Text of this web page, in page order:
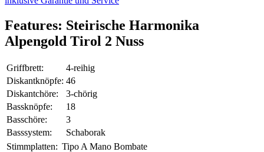
Features: Steirische Harmonika
Alpengold Tirol 2 Nuss
Griffbrett:
4-reihig
Diskantknöpfe: 46
Diskantchöre:
3-chörig
Bassknöpfe:
18
Basschöre:
3
Basssystem:
Schaborak
Stimmplatten: Tipo A Mano Bombate